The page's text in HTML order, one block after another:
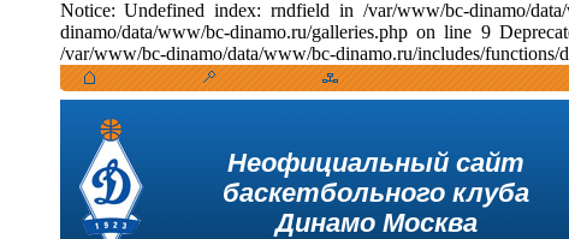
Notice: Undefined index: rndfield in /var/www/bc-dinamo/
dinamo/data/www/bc-dinamo.ru/galleries.php on line 9
/var/www/bc-dinamo/data/www/bc-dinamo.ru/includes/functions/
Неофициальный сайт
баскетбольного клуба
Динамо Москва